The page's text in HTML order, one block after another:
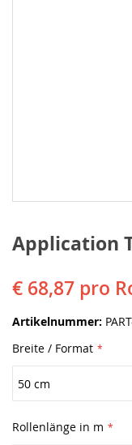
Application
€ 68,87 pro
Artikelnummer
Breite / Format
Rollenlänge in m